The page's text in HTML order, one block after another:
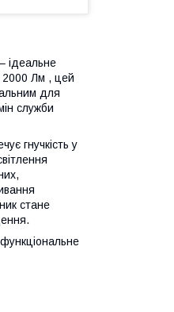
ідеальне
2000 Лм , цей
для
служби
гнучкість у
стане